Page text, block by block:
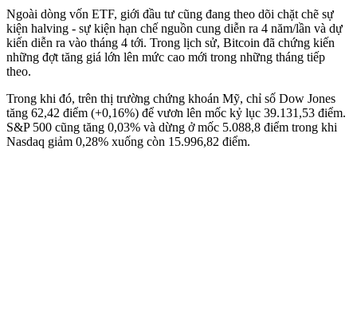
Ngoài dòng vốn ETF, giới đầu tư cũng đang theo dõi chặt chẽ sự
kiện halving - sự kiện hạn chế nguồn cung diễn ra 4 năm/lần và dự
kiến diễn ra vào tháng 4 tới. Trong lịch sử, Bitcoin đã chứng kiến
những đợt tăng giá lớn lên mức cao mới trong những tháng tiếp
theo.
Trong khi đó, trên thị trường chứng khoán Mỹ, chỉ số Dow Jones
tăng 62,42 điểm (+0,16%) để vươn lên mốc kỷ lục 39.131,53 điểm.
S&P 500 cũng tăng 0,03% và dừng ở mốc 5.088,8 điểm trong khi
Nasdaq giảm 0,28% xuống còn 15.996,82 điểm.